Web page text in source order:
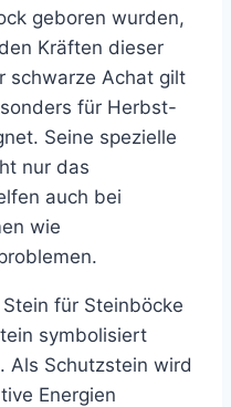
geboren wurden,
Kräften dieser
schwarze Achat gilt
für Herbst-
Seine spezielle
nur das
auch bei
wie
für Steinböcke
symbolisiert
Als Schutzstein wird
Energien